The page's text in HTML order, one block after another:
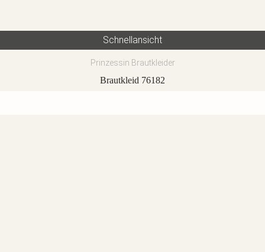
Schnellansicht
Prinzessin Brautkleider
Brautkleid 76182